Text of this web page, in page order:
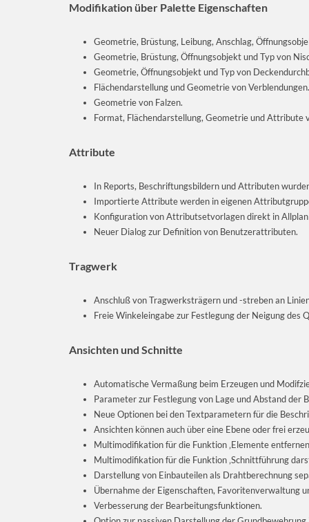
Modifikation über Palette Eigenschaften
Geometrie, Brüstung, Leibung, Anschlag,
Geometrie, Brüstung, Öffnungsobjekt und Typ von
Geometrie, Öffnungsobjekt und Typ von
Flächendarstellung und Geometrie von Verblendungen.
Geometrie von Falzen.
Format, Flächendarstellung, Geometrie und Attribute
Attribute
In Reports, Beschriftungsbildern und Attributen
Importierte Attribute werden in eigenen
Konfiguration von Attributsetvorlagen direkt in
Neuer Dialog zur Definition von Benutzerattributen.
Tragwerk
Anschluß von Tragwerksträgern und -streben an
Freie Winkeleingabe zur Festlegung der Neigung des
Ansichten und Schnitte
Automatische Vermaßung beim Erzeugen und
Parameter zur Festlegung von Lage und Abstand der
Neue Optionen bei den Textparametern für die
Ansichten können auch über eine Ebene oder frei
Multimodifikation für die Funktion ‚Elemente
Multimodifikation für die Funktion ‚Schnittführung
Darstellung von Einbauteilen als Drahtberechnung
Übernahme der Eigenschaften, Favoritenverwaltung
Verbesserung der Bearbeitungsfunktionen.